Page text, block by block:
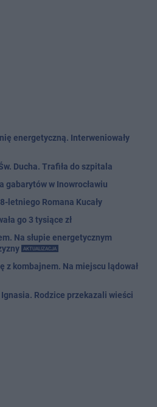
energetyczną. Interweniowały
Ducha. Trafiła do szpitala
gabarytów w Inowrocławiu
letniego Romana Kucały
go 3 tysiące zł
Na słupie energetycznym
AKTUALIZACJA
z kombajnem. Na miejscu lądował
Rodzice przekazali wieści